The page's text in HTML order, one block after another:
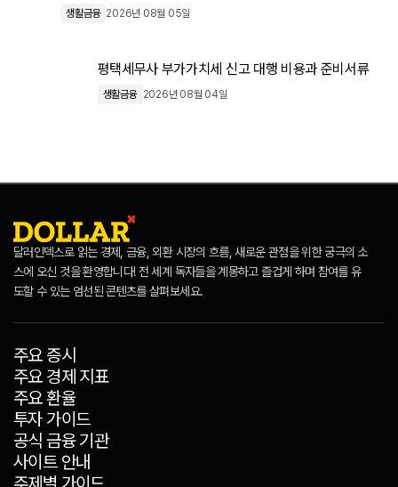
생활금융 2026년 08월 05일
평택세무사 부가가치세 신고 대행 비용과 준비서류
생활금융 2026년 08월 04일
달러인덱스로 읽는 경제, 금융, 외환 시장의 흐름, 새로운 관점을 위한 궁극의 소
스에 오신 것을 환영합니다! 전 세계 독자들을 계몽하고 즐겁게 하며 참여를 유
도할 수 있는 엄선된 콘텐츠를 살펴보세요.
주요 증시
주요 경제 지표
주요 환율
투자 가이드
공식 금융 기관
사이트 안내